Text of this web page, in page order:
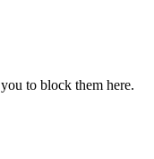
to block them here.